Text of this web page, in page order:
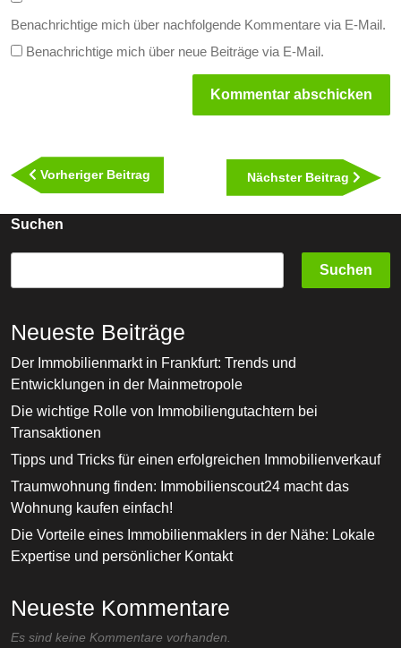
Benachrichtige mich über nachfolgende Kommentare via E-Mail.
Benachrichtige mich über neue Beiträge via E-Mail.
Vorheriger Beitrag
Beitrag
Nächster Beitrag
Suchen
Suchen
Neueste Beiträge
Der Immobilienmarkt in Frankfurt: Trends und
Entwicklungen in der Mainmetropole
Die wichtige Rolle von Immobiliengutachtern bei
Transaktionen
Tipps und Tricks für einen erfolgreichen Immobilienverkauf
Traumwohnung finden: Immobilienscout24 macht das
Wohnung kaufen einfach!
Die Vorteile eines Immobilienmaklers in der Nähe: Lokale
Expertise und persönlicher Kontakt
Neueste Kommentare
Es sind keine Kommentare vorhanden.